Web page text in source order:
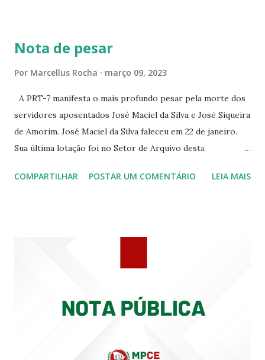
☆CINE VIP CLUBE RUA 24 DE MAIO 825 ☆CINE ECLIPSE
Nota de pesar
Por Marcellus Rocha março 09, 2023
A PRT-7 manifesta o mais profundo pesar pela morte dos
servidores aposentados José Maciel da Silva e José Siqueira
de Amorim. José Maciel da Silva faleceu em 22 de janeiro.
Sua última lotação foi no Setor de Arquivo desta
Siqueira Amorim faleceu em 28 de fevereiro e encerrou a
COMPARTILHAR POSTAR UM COMENTÁRIO LEIA MAIS